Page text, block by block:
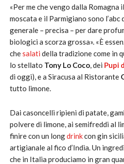
«Per me che vengo dalla Romagna
moscata e il Parmigiano sono
generale – precisa – per dare
biologici a scorza grossa». «È
chesalati della tradizione come in
lo stellato Tony Lo Coco, dei Pupi
di oggi), e a Siracusa al Ristorante
tutto limone.
Dai casoncelli ripieni di patate,
polvere di limone, ai semifreddi al
finire con un longdrinkcon gin
artigianale al fico d’India. Un
che in Italia produciamo in gran